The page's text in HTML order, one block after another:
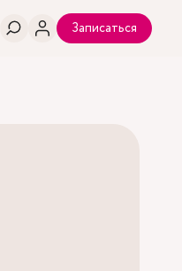
Записаться